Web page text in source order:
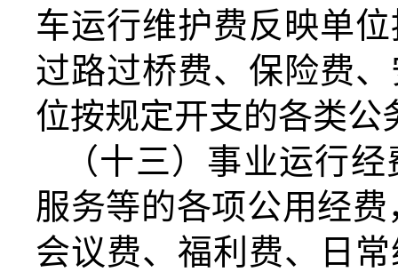
车运行维护费反映单
过路过桥费、保险费
位按规定开支的各类公
（十三）事业运行
服务等的各项公用经
会议费、福利费、日